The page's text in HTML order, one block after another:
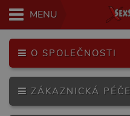
MENU
O SPOLEČNOSTI
ZÁKAZNICKÁ PÉČE